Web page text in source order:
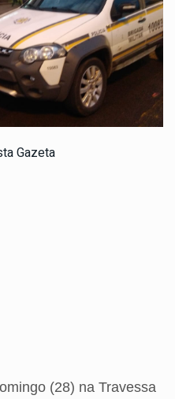
Gazeta
(28) na Travessa